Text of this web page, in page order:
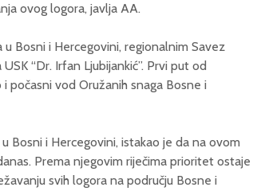
ovog logora, javlja AA.
Bosni i Hercegovini, regionalnim Savez
“Dr. Irfan Ljubijankić”. Prvi put od
počasni vod Oružanih snaga Bosne i
Bosni i Hercegovini, istakao je da na ovom
Prema njegovim riječima prioritet ostaje
svih logora na području Bosne i